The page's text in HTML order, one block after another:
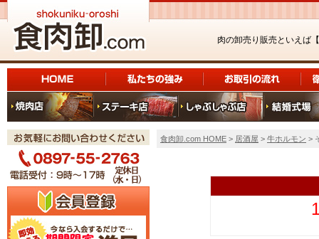
肉の卸売り販売といえば【
食肉卸.com HOME > 居酒屋 > 牛ホルモン >